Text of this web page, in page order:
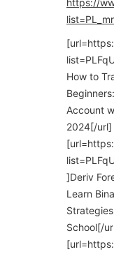
https://
How to
Account
2024[/url]
]Deriv
Learn
School[/